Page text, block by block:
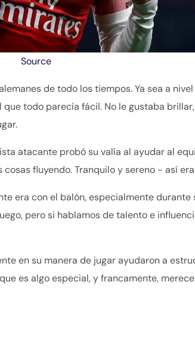
Source
de todo los tiempos. Ya sea a
todo parecía fácil. No le gustaba
atacante probó su valía al ayudar al
fluyendo. Tranquilo y sereno - así
era con el balón, especialmente durante
pero si hablamos de talento e
en su manera de jugar ayudaron a
es algo especial, y francamente,